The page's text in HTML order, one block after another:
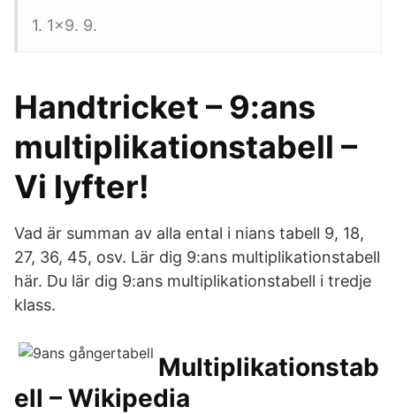
1. 1x9. 9.
Handtricket – 9:ans
multiplikationstabell –
Vi lyfter!
Vad är summan av alla ental i nians tabell 9, 18,
27, 36, 45, osv. Lär dig 9:ans multiplikationstabell
här. Du lär dig 9:ans multiplikationstabell i tredje
klass.
Multiplikationstab
ell – Wikipedia